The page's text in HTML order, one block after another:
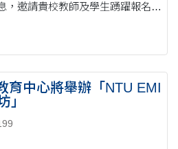
，邀請貴校教師及學生踴躍報名參
a Medium of....
育中心將舉辦「NTU EMI
」